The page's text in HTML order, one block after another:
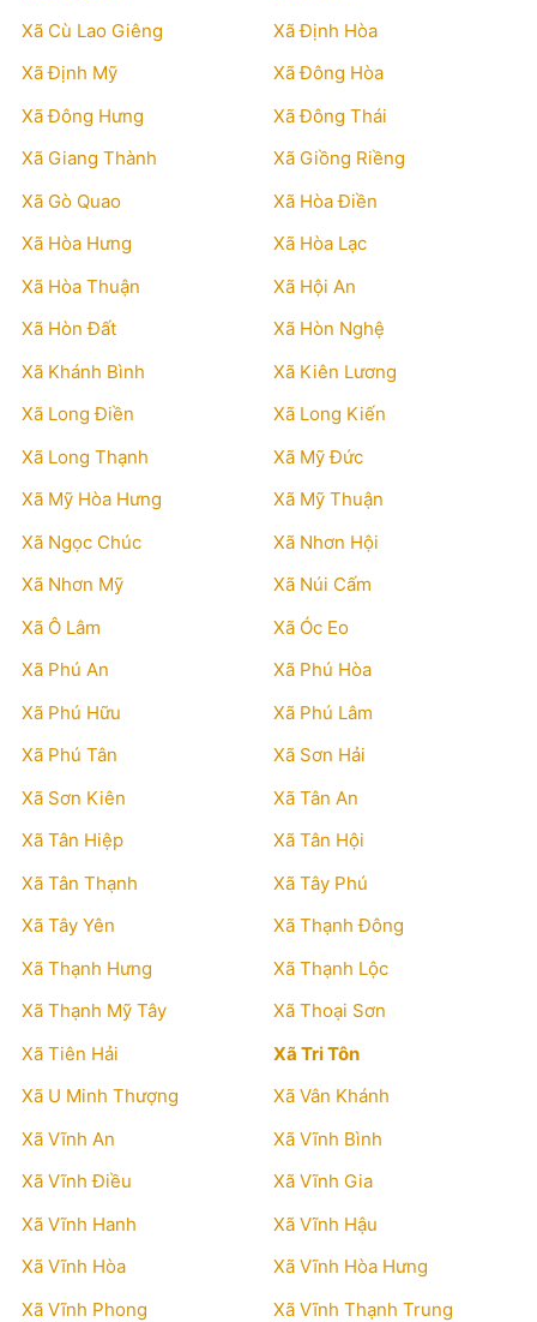
Xã Cù Lao Giêng
Xã Định Hòa
Xã Định Mỹ
Xã Đông Hòa
Xã Đông Hưng
Xã Đông Thái
Xã Giang Thành
Xã Giồng Riềng
Xã Gò Quao
Xã Hòa Điền
Xã Hòa Hưng
Xã Hòa Lạc
Xã Hòa Thuận
Xã Hội An
Xã Hòn Đất
Xã Hòn Nghệ
Xã Khánh Bình
Xã Kiên Lương
Xã Long Điền
Xã Long Kiến
Xã Long Thạnh
Xã Mỹ Đức
Xã Mỹ Hòa Hưng
Xã Mỹ Thuận
Xã Ngọc Chúc
Xã Nhơn Hội
Xã Nhơn Mỹ
Xã Núi Cấm
Xã Ô Lâm
Xã Óc Eo
Xã Phú An
Xã Phú Hòa
Xã Phú Hữu
Xã Phú Lâm
Xã Phú Tân
Xã Sơn Hải
Xã Sơn Kiên
Xã Tân An
Xã Tân Hiệp
Xã Tân Hội
Xã Tân Thạnh
Xã Tây Phú
Xã Tây Yên
Xã Thạnh Đông
Xã Thạnh Hưng
Xã Thạnh Lộc
Xã Thạnh Mỹ Tây
Xã Thoại Sơn
Xã Tiên Hải
Xã Tri Tôn
Xã U Minh Thượng
Xã Vân Khánh
Xã Vĩnh An
Xã Vĩnh Bình
Xã Vĩnh Điều
Xã Vĩnh Gia
Xã Vĩnh Hanh
Xã Vĩnh Hậu
Xã Vĩnh Hòa
Xã Vĩnh Hòa Hưng
Xã Vĩnh Phong
Xã Vĩnh Thạnh Trung